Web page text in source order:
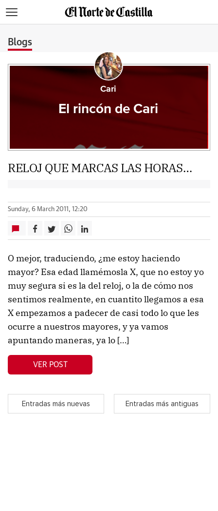
Blogs
Cari
El rincón de Cari
RELOJ QUE MARCAS LAS HORAS…
Sunday, 6 March 2011, 12:20
O mejor, traduciendo, ¿me estoy haciendo
mayor? Esa edad llamémosla X, que no estoy yo
muy segura si es la del reloj, o la de cómo nos
sentimos realmente, en cuantito llegamos a esa
X empezamos a padecer de casi todo lo que les
ocurre a nuestros mayores, y ya vamos
apuntando maneras, ya lo […]
VER POST
Entradas más nuevas Entradas más antiguas